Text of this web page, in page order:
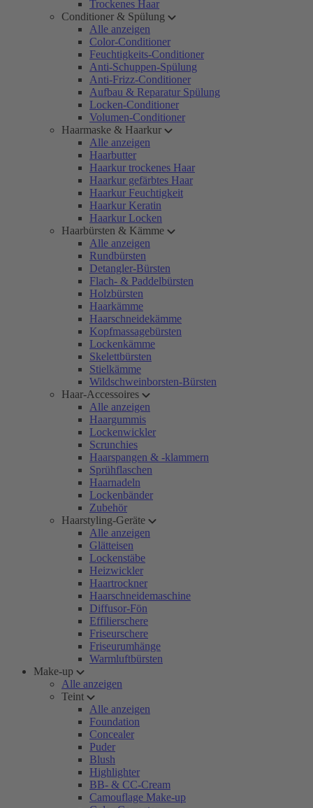
Trockenes Haar
Conditioner & Spülung
Alle anzeigen
Color-Conditioner
Feuchtigkeits-Conditioner
Anti-Schuppen-Spülung
Anti-Frizz-Conditioner
Aufbau & Reparatur Spülung
Locken-Conditioner
Volumen-Conditioner
Haarmaske & Haarkur
Alle anzeigen
Haarbutter
Haarkur trockenes Haar
Haarkur gefärbtes Haar
Haarkur Feuchtigkeit
Haarkur Keratin
Haarkur Locken
Haarbürsten & Kämme
Alle anzeigen
Rundbürsten
Detangler-Bürsten
Flach- & Paddelbürsten
Holzbürsten
Haarkämme
Haarschneidekämme
Kopfmassagebürsten
Lockenkämme
Skelettbürsten
Stielkämme
Wildschweinborsten-Bürsten
Haar-Accessoires
Alle anzeigen
Haargummis
Lockenwickler
Scrunchies
Haarspangen & -klammern
Sprühflaschen
Haarnadeln
Lockenbänder
Zubehör
Haarstyling-Geräte
Alle anzeigen
Glätteisen
Lockenstäbe
Heizwickler
Haartrockner
Haarschneidemaschine
Diffusor-Fön
Effilierschere
Friseurschere
Friseurumhänge
Warmluftbürsten
Make-up
Alle anzeigen
Teint
Alle anzeigen
Foundation
Concealer
Puder
Blush
Highlighter
BB- & CC-Cream
Camouflage Make-up